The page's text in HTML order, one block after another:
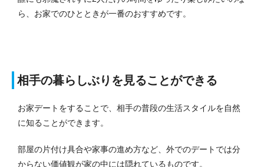
ら、お家でのひとときが一番のおすすめです。
相手の暮らしぶりを見ることができる
お家デートをすることで、相手の普段の生活スタイルを自然
に知ることができます。
部屋の片付け具合や家事の進め方など、外でのデートでは分
からない価値観が家の中には隠れているものです。